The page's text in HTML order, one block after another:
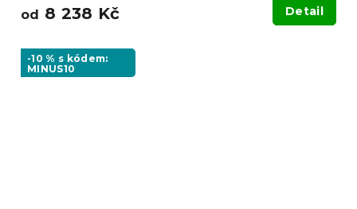
od 8 238 Kč Detail
-10 % s kódem:
MINUS10